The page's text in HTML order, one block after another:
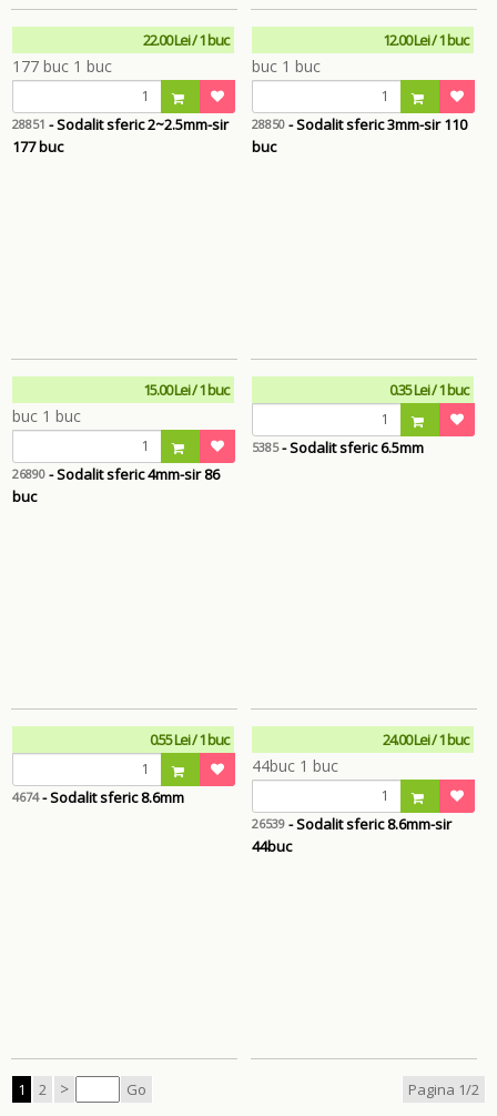
22.00 Lei / 1 buc
28851 - Sodalit sferic 2~2.5mm-sir
177 buc
12.00 Lei / 1 buc
28850- Sodalit sferic 3mm-sir 110
buc
15.00 Lei / 1 buc
26890 - Sodalit sferic 4mm-sir 86
buc
0.35 Lei / 1 buc
5385- Sodalit sferic 6.5mm
0.55 Lei / 1 buc
4674- Sodalit sferic 8.6mm
24.00 Lei / 1 buc
26539- Sodalit sferic 8.6mm-sir
44buc
1 2 > Go Pagina 1/2